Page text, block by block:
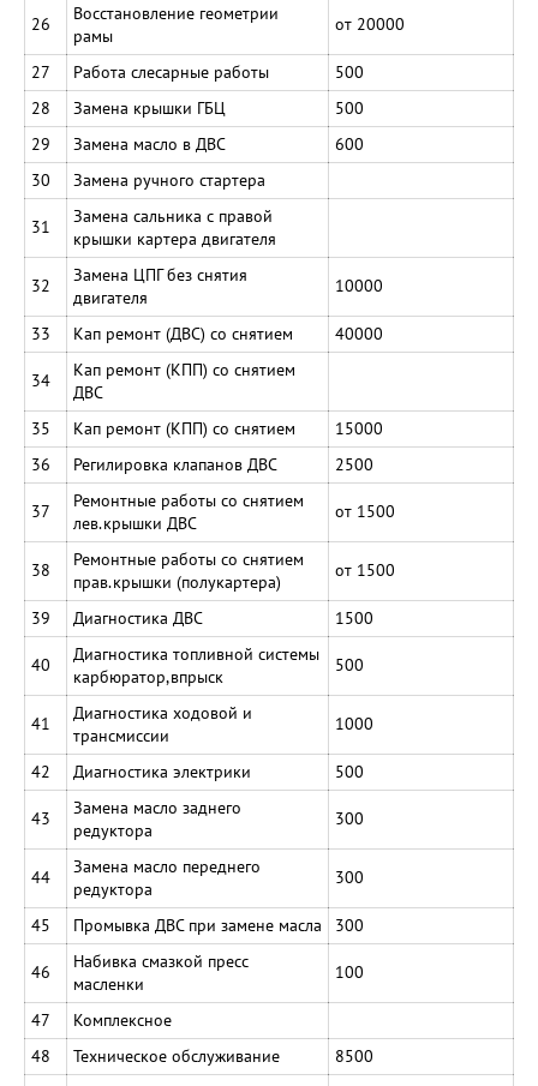
26
Восстановление геометрии
рамы
от 20000
27 Работа слесарные работы
500
28
Замена крышки ГБЦ
500
29
Замена масло в ДВС
600
30
Замена ручного стартера
31
Замена сальника с правой
крышки картера двигателя
32
Замена ЦПГ без снятия
двигателя
10000
33 Кап ремонт (ДВС) со снятием 40000
34
Кап ремонт (КПП) со снятием
ДВС
35
Кап ремонт (КПП) со снятием
15000
36
Регилировка клапанов ДВС 2500
37
Ремонтные работы со снятием
лев.крышки ДВС
от 1500
38
Ремонтные работы со снятием
прав.крышки (полукартера)
от 1500
39 Диагностика ДВС 1500
40
Диагностика топливной системы
карбюратор,впрыск
500
41
Диагностика ходовой и
трансмиссии
1000
42 Диагностика электрики 500
43
Замена масло заднего
редуктора
300
44
Замена масло переднего
редуктора
300
45 Промывка ДВС при замене масла 300
46
Набивка смазкой пресс
масленки
100
47
Комплексное
48
Техническое обслуживание
8500